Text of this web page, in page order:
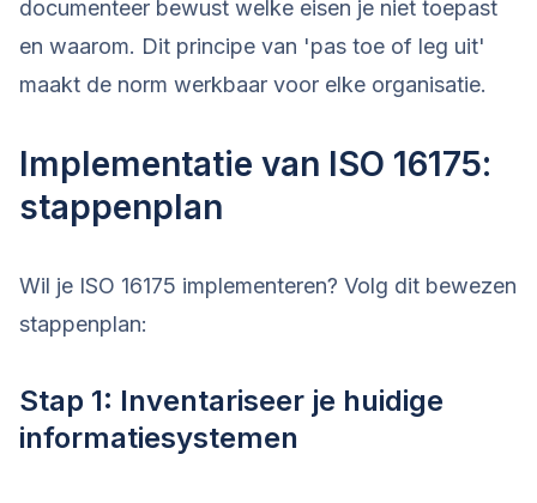
documenteer bewust welke eisen je niet toepast
en waarom. Dit principe van 'pas toe of leg uit'
maakt de norm werkbaar voor elke organisatie.
Implementatie van ISO 16175:
stappenplan
Wil je ISO 16175 implementeren? Volg dit bewezen
stappenplan:
Stap 1: Inventariseer je huidige
informatiesystemen